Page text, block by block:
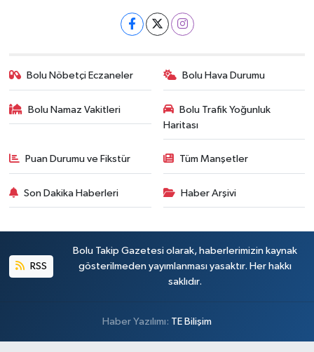
Bolu Nöbetçi Eczaneler Bolu Hava Durumu
Bolu Namaz Vakitleri
Bolu Trafik Yoğunluk
Haritası
Puan Durumu ve Fikstür Tüm Manşetler
Son Dakika Haberleri Haber Arşivi
RSS
Bolu Takip Gazetesi olarak, haberlerimizin kaynak
gösterilmeden yayımlanması yasaktır. Her hakkı
saklıdır.
Haber Yazılımı: TE Bilişim